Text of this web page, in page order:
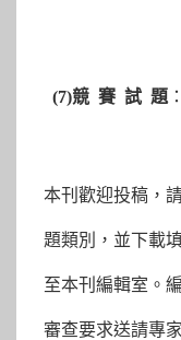
(7)競 賽 試 題 ：
本刊歡迎投稿，
題類別，並下載
至本刊編輯室。
審查要求送請專